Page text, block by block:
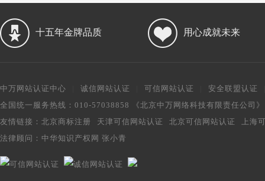
十五年金牌品质 用心成就未来
中万网站认证中心 诚信网站认证 可信网站认证 安全联盟认证
全国统一服务热线：010-57038858 《北京中万网络科技有限责任公司
友情链接： 北京商标注册 天津可信网站认证 北京可信网站认证
上海
法律顾问： 中华知识产权网 张小青